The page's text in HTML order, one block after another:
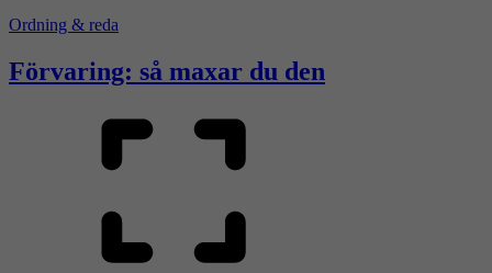
Ordning & reda
Förvaring: så maxar du den